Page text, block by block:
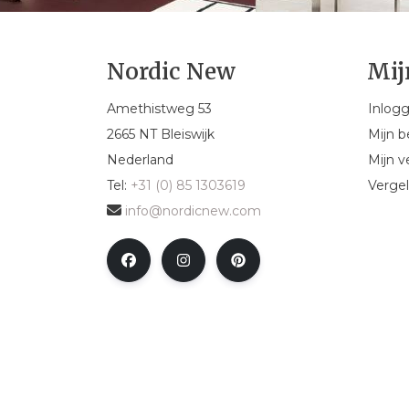
Nordic New
Amethistweg 53
2665 NT Bleiswijk
Nederland
Tel: +31 (0) 85 1303619
info@nordicnew.com
Mijn
Mijn